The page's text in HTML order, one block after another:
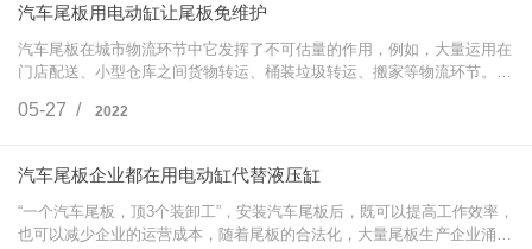
汽车尾板用电动缸让尾板免维护
汽车尾板在城市物流环节中它发挥了不可估量的作用，例如，大量运用在
门店配送、小型仓库之间货物转运、桶装垃圾转运、搬家等物流环节。特
平稳特性使…
05-27 / 2022
汽车尾板企业都在用电动缸代替液压缸
“一个汽车尾板，顶3个装卸工”，安装汽车尾板后，既可以提高工作效率，
也可以减少企业的运营成本，随着尾板的合法化，大量尾板生产企业涌